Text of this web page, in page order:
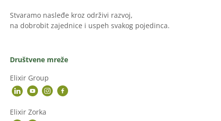
Stvaramo nasleđe kroz održivi razvoj,
na dobrobit zajednice i uspeh svakog pojedinca.
Društvene mreže
Elixir Group
Elixir Zorka